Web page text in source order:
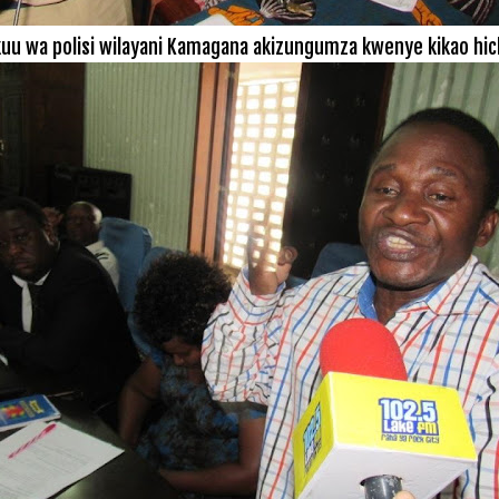
wa polisi wilayani Kamagana akizungumza kwenye kikao